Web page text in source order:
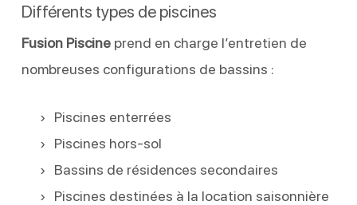
Différents types de piscines
Fusion Piscineprend en charge l’entretien de
nombreuses configurations de bassins :
Piscines enterrées
Piscines hors-sol
Bassins de résidences secondaires
Piscines destinées à la location saisonnière